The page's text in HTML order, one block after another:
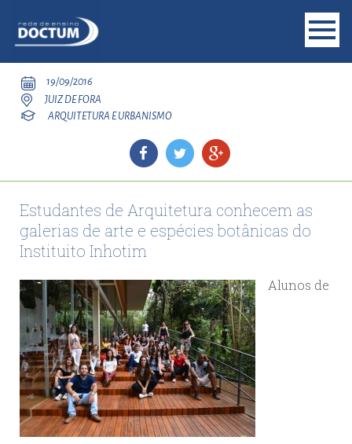
19/09/2016
JUIZ DE FORA
ARQUITETURA E URBANISMO
Estudantes de Arquitetura conhecem as
galerias de arte e espécies botânicas do
Instituito Inhotim
Alunos de